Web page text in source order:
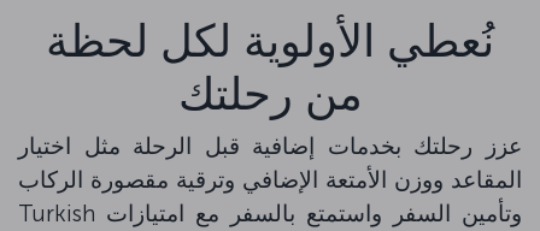
نُعطي الأولوية لكل لحظة
من رحلتك
عزز رحلتك بخدمات إضافية قبل الرحلة مثل اختيار
المقاعد ووزن الأمتعة الإضافي وترقية مقصورة الركاب
وتأمين السفر واستمتع بالسفر مع امتيازات Turkish